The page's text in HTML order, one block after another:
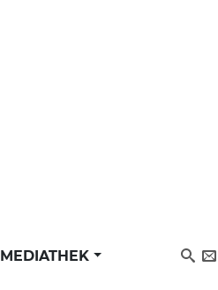
MEDIATHEK